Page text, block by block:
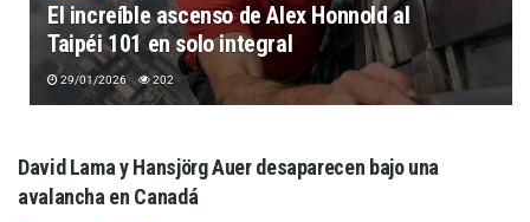
El increíble ascenso de Alex Honnold al
Taipéi 101 en solo integral
29/01/2026 202
David Lama y Hansjörg Auer desaparecen bajo una
avalancha en Canadá